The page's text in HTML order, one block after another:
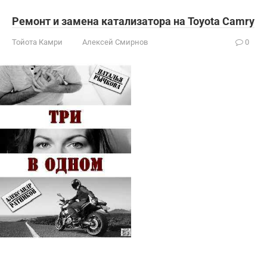
Ремонт и замена катализатора на Toyota Camry
Тойота Камри Алексей Смирнов 0